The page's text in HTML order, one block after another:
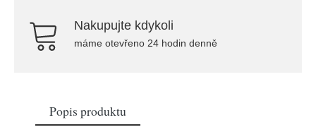
Nakupujte kdykoli
máme otevřeno 24 hodin denně
Popis produktu